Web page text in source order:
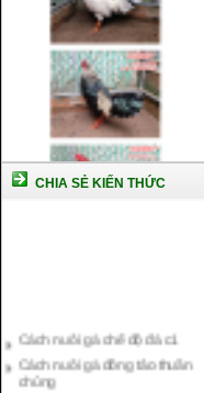
CHIA SẺ KIẾN THỨC
Cách nuôi gà đông tảo thuần
chủng
Kỹ thuật nuôi gà con mới nở